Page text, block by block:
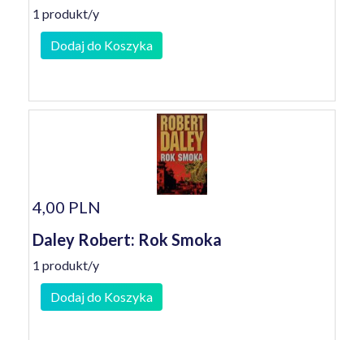
1 produkt/y
Dodaj do Koszyka
4,00 PLN
Daley Robert: Rok Smoka
1 produkt/y
Dodaj do Koszyka